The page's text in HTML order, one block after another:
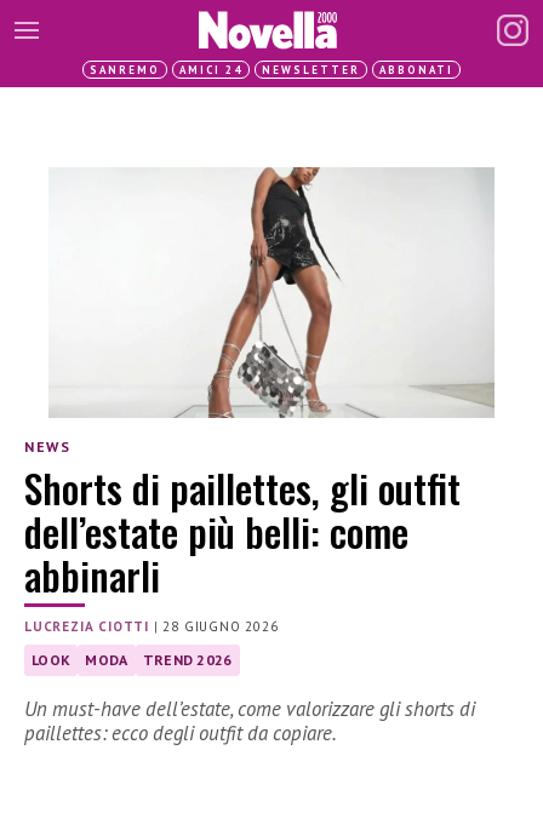
SANREMO AMICI 24 NEWSLETTER ABBONATI
NEWS
Shorts di paillettes, gli outfit
dell’estate più belli: come
abbinarli
LUCREZIA CIOTTI |28 GIUGNO 2026
LOOK MODA TREND 2026
Un must-have dell’estate, come valorizzare gli shorts di
paillettes: ecco degli outfit da copiare.